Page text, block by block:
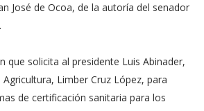
José de Ocoa, de la autoría del senador
que solicita al presidente Luis Abinader,
Limber Cruz López, para
de certificación sanitaria para los